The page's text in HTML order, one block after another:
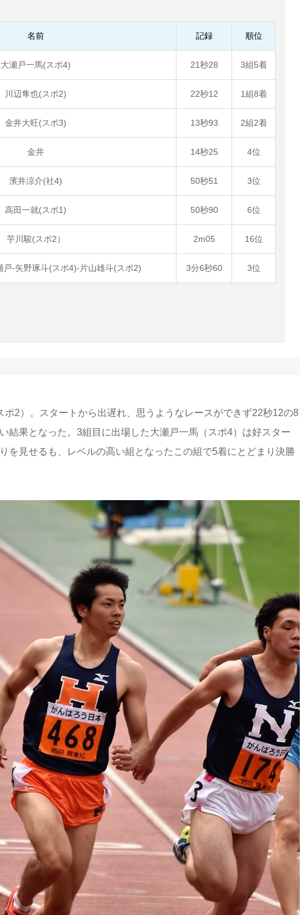
名前 記録 順位
大瀬戸一馬(スポ4) 21秒28 3組5着
川辺隼也(スポ2) 22秒12 1組8着
金井大旺(スポ3) 13秒93 2組2着
金井 14秒25 4位
濱井涼介(社4) 50秒51 3位
高田一就(スポ1) 50秒90 6位
芋川駿(スポ2） 2m05 16位
戸-矢野琢斗(スポ4)-片山雄斗(スポ2) 3分6秒60 3位
2）。スタートから出遅れ、思うようなレースができず22秒12の8
結果となった。3組目に出場した大瀬戸一馬（スポ4）は好スター
を見せるも、レベルの高い組となったこの組で5着にとどまり決勝